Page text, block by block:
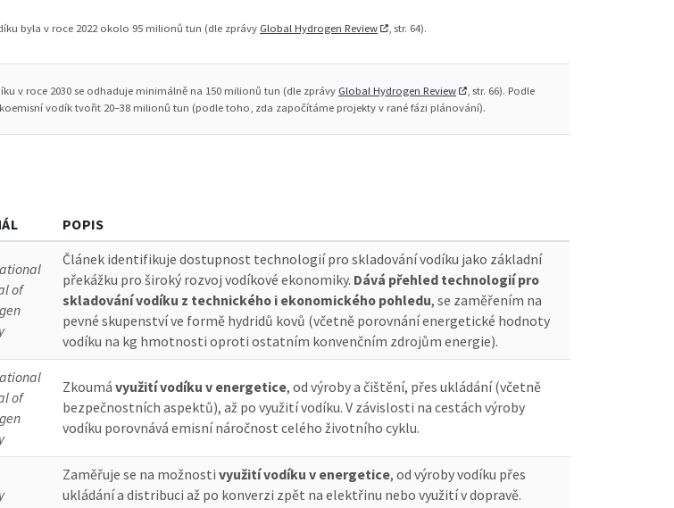
byla v roce 2022 okolo 95 milionů tun (dle zprávy Global Hydrogen Review , str. 64).
v roce 2030 se odhaduje minimálně na 150 milionů tun (dle zprávy Global Hydrogen Review
, str. 66). Podle
vodík tvořit 20–38 milionů tun (podle toho, zda započítáme projekty v rané fázi plánování).
POPIS
of
Článek identifikuje dostupnost technologií pro skladování vodíku jako základní
překážku pro široký rozvoj vodíkové ekonomiky. Dává přehled technologií pro
skladování vodíku z technického i ekonomického pohledu, se zaměřením na
pevné skupenství ve formě hydridů kovů (včetně porovnání energetické hodnoty
vodíku na kg hmotnosti oproti ostatním konvenčním zdrojům energie).
of
Zkoumá využití vodíku v energetice, od výroby a čištění, přes ukládání (včetně
bezpečnostních aspektů), až po využití vodíku. V závislosti na cestách výroby
vodíku porovnává emisní náročnost celého životního cyklu.
Zaměřuje se na možnosti využití vodíku v energetice, od výroby vodíku přes
ukládání a distribuci až po konverzi zpět na elektřinu nebo využití v dopravě.